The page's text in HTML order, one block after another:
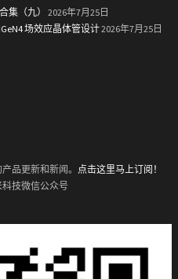
集（九）
2026年7月25日
场效应晶体管设计2026年7月25日
品更新和新闻。 点击这里马上订阅！
技微信公众号